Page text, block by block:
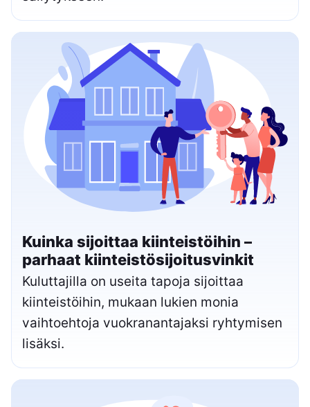
Kuinka sijoittaa kiinteistöihin –
parhaat kiinteistösijoitusvinkit
Kuluttajilla on useita tapoja sijoittaa
kiinteistöihin, mukaan lukien monia
vaihtoehtoja vuokranantajaksi ryhtymisen
lisäksi.